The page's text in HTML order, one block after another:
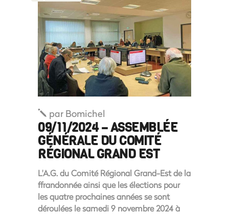
par Bomichel
09/11/2024 – ASSEMBLÉE
GÉNÉRALE DU COMITÉ
RÉGIONAL GRAND EST
L'A.G. du Comité Régional Grand-Est de la
ffrandonnée ainsi que les élections pour
les quatre prochaines années se sont
déroulées le samedi 9 novembre 2024 à